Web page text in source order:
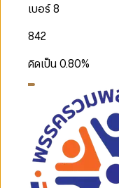
เบอร์ 8
842
คิดเป็น0.80%